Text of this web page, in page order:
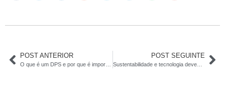
POST ANTERIOR POST SEGUINTE
Sustentabilidade e tecnologia devem reinventar o setor elétrico em 2025